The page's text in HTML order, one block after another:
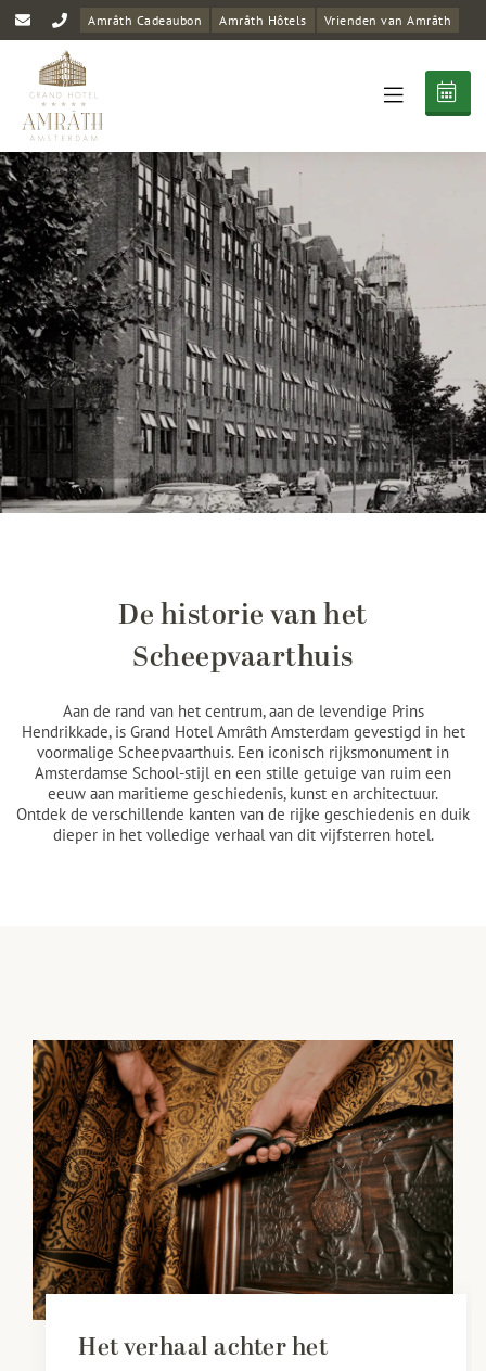
Amrâth Cadeaubon Amrâth Hôtels Vrienden van Amrâth
De historie van het
Scheepvaarthuis
Aan de rand van het centrum, aan de levendige Prins
Hendrikkade, is Grand Hotel Amrâth Amsterdam gevestigd in het
voormalige Scheepvaarthuis. Een iconisch rijksmonument in
Amsterdamse School-stijl en een stille getuige van ruim een
eeuw aan maritieme geschiedenis, kunst en architectuur.
Ontdek de verschillende kanten van de rijke geschiedenis en duik
dieper in het volledige verhaal van dit vijfsterren hotel.
Het verhaal achter het